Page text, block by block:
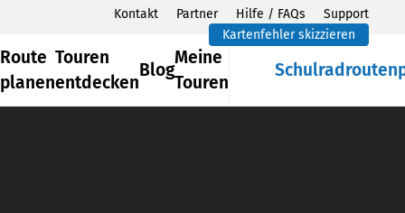
Kontakt Partner Hilfe / FAQs
Support
Kartenfehler skizzieren
Route
planen
Touren
entdecken
Blog
Meine
Touren